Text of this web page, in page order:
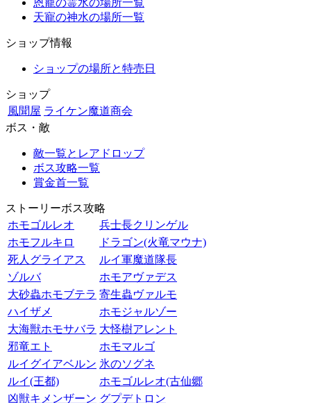
恩寵の霊水の場所一覧
天寵の神水の場所一覧
ショップ情報
ショップの場所と特売日
ショップ
風聞屋 ライケン魔道商会
ボス・敵
敵一覧とレアドロップ
ボス攻略一覧
賞金首一覧
ストーリーボス攻略
ホモゴルレオ
兵士長クリンゲル
ホモフルキロ
ドラゴン(火竜マウナ)
死人グライアス
ルイ軍魔道隊長
ゾルバ
ホモアヴァデス
大砂蟲ホモブテラ 寄生蟲ヴァルモ
ハイザメ
ホモジャルゾー
大海獣ホモサバラ 大怪樹アレント
邪竜エト
ホモマルゴ
ルイグイアベルン 氷のソグネ
ルイ(王都)
ホモゴルレオ(古仙郷
凶獣キメンザーン グプデトロン